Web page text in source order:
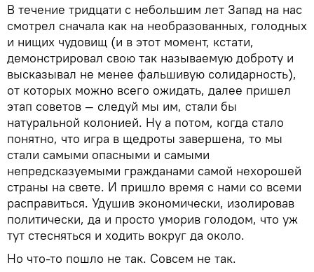
В течение тридцати с небольшим лет Запад на нас
смотрел сначала как на необразованных, голодных
и нищих чудовищ (и в этот момент, кстати,
демонстрировал свою так называемую доброту и
высказывал не менее фальшивую солидарность),
от которых можно всего ожидать, далее пришел
этап советов — следуй мы им, стали бы
натуральной колонией. Ну а потом, когда стало
понятно, что игра в щедроты завершена, то мы
стали самыми опасными и самыми
непредсказуемыми гражданами самой нехорошей
страны на свете. И пришло время с нами со всеми
расправиться. Удушив экономически, изолировав
политически, да и просто уморив голодом, что уж
тут стесняться и ходить вокруг да около.
Но что-то пошло не так. Совсем не так.